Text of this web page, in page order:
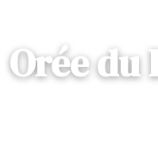
Orée du